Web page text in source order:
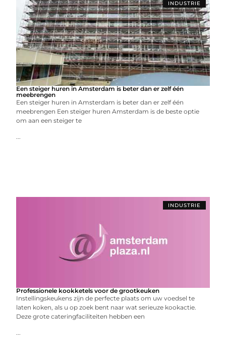
INDUSTRIE
Een steiger huren in Amsterdam is beter dan er zelf één
meebrengen
Een steiger huren in Amsterdam is beter dan er zelf één
meebrengen Een steiger huren Amsterdam is de beste optie
om aan een steiger te
...
INDUSTRIE
Professionele kookketels voor de grootkeuken
Instellingskeukens zijn de perfecte plaats om uw voedsel te
laten koken, als u op zoek bent naar wat serieuze kookactie.
Deze grote cateringfaciliteiten hebben een
...